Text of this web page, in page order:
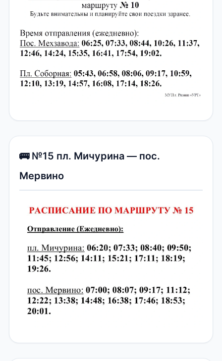
🚌 №15 пл. Мичурина — пос.
Мервино